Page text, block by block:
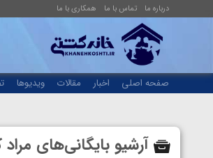
درباره ما تماس با ما همکاری با ما
صفحه اصلی اخبار مقالات ویدیوها
آرشیو بایگانی‌های